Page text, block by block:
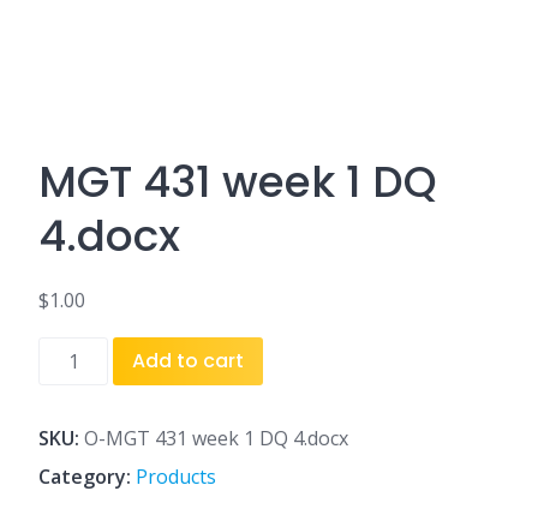
MGT 431 week 1 DQ
4.docx
$1.00
MGT
1
DQ
4.docx
Add to cart
SKU: O-MGT 431 week 1 DQ 4.docx
Category: Products